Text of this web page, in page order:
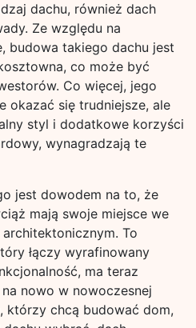
dachu, również dach
Ze względu na
budowa takiego dachu jest
co może być
Co więcej, jego
okazać się trudniejsze, ale
styl i dodatkowe korzyści
wynagradzają te
jest dowodem na to, że
mają swoje miejsce we
To
łączy wyrafinowany
ma teraz
nowo w nowoczesnej
którzy chcą budować dom,